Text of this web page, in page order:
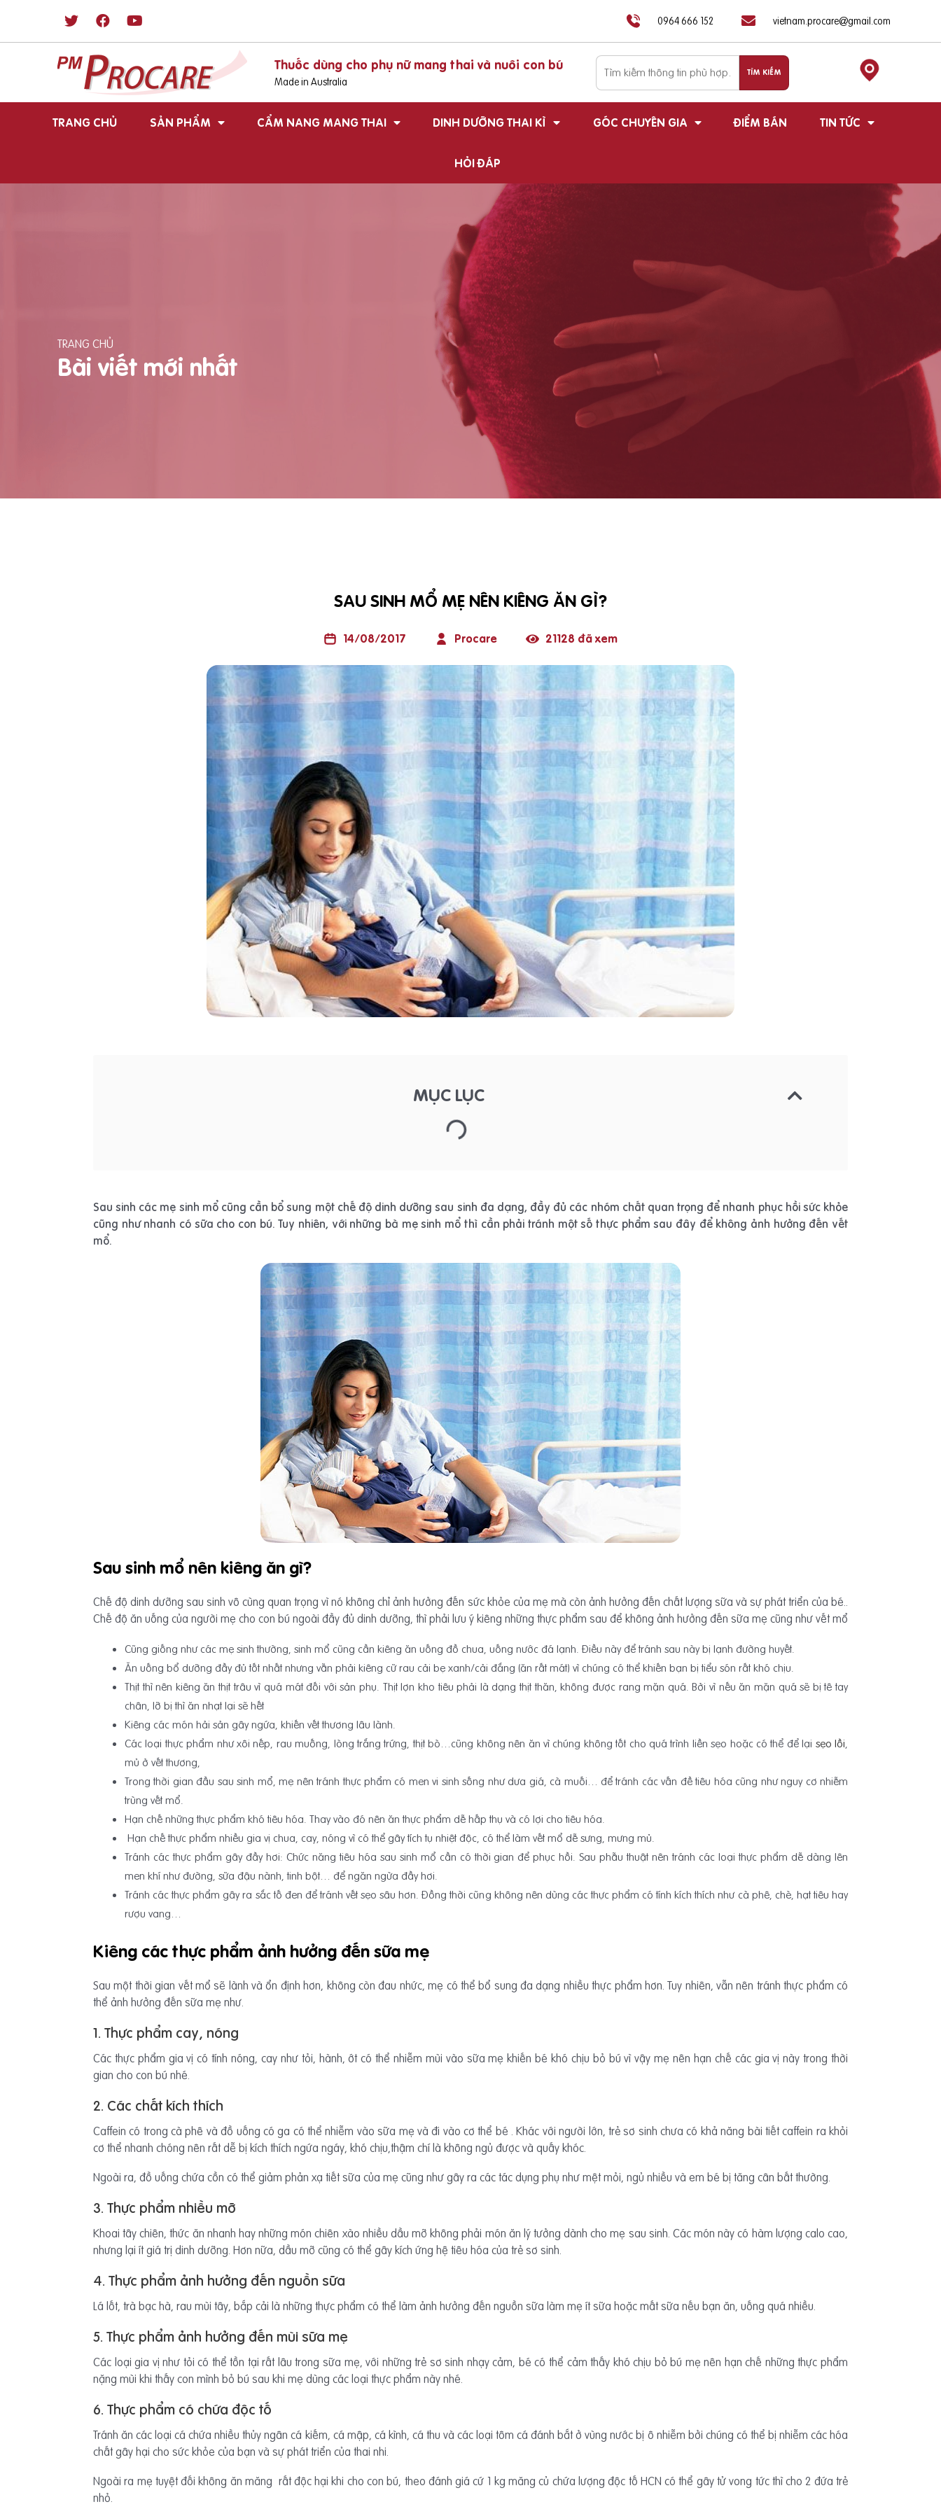
0964 666 152 vietnam.procare@gmail.com
Thuốc dùng cho phụ nữ mang thai và nuôi con bú
Made in Australia
TRANG CHỦ SẢN PHẨM CẨM NANG MANG THAI DINH DƯỠNG THAI KÌ GÓC CHUYÊN GIA ĐIỂM BÁN TIN TỨC
HỎI ĐÁP
TRANG CHỦ
Bài viết mới nhất
SAU SINH MỔ MẸ NÊN KIÊNG ĂN GÌ?
14/08/2017 Procare 21128 đã xem
MỤC LỤC
Sau sinh các mẹ sinh mổ cũng cần bổ sung một chế độ dinh dưỡng sau sinh đa dạng, đầy đủ các nhóm chất quan trọng để nhanh phục hồi sức khỏe
cũng như nhanh có sữa cho con bú. Tuy nhiên, với những bà mẹ sinh mổ thì cần phải tránh một số thực phẩm sau đây để không ảnh hưởng đến vết
mổ.
Sau sinh mổ nên kiêng ăn gì?
Chế độ dinh dưỡng sau sinh vô cùng quan trọng vì nó không chỉ ảnh hưởng đến sức khỏe của mẹ mà còn ảnh hưởng đến chất lượng sữa và sự phát triển của bé..
Chế độ ăn uống của người mẹ cho con bú ngoài đầy đủ dinh dưỡng, thì phải lưu ý kiêng những thực phẩm sau để không ảnh hưởng đến sữa mẹ cũng như vết mổ
Cũng giống như các mẹ sinh thường, sinh mổ cũng cần kiêng ăn uống đồ chua, uống nước đá lạnh. Điều này để tránh sau này bị lạnh đường huyết.
Ăn uống bổ dưỡng đầy đủ tốt nhất nhưng vẫn phải kiêng cữ rau cải bẹ xanh/cải đắng (ăn rất mát) vì chúng có thể khiến bạn bị tiểu són rất khó chịu.
Thịt thì nên kiêng ăn thịt trâu vì quá mát đối với sản phụ. Thịt lợn kho tiêu phải là dạng thịt thăn, không được rang mặn quá. Bởi vì nếu ăn mặn quá sẽ bị tê tay
chân, lỡ bị thì ăn nhạt lại sẽ hết
Kiêng các món hải sản gây ngứa, khiến vết thương lâu lành.
Các loại thực phẩm như xôi nếp, rau muống, lòng trắng trứng, thịt bò…cũng không nên ăn vì chúng không tốt cho quá trình liền sẹo hoặc có thể để lại sẹo lồi,
mủ ở vết thương,
Trong thời gian đầu sau sinh mổ, mẹ nên tránh thực phẩm có men vi sinh sống như dưa giá, cà muối… để tránh các vấn đề tiêu hóa cũng như nguy cơ nhiễm
trùng vết mổ.
Hạn chế những thực phẩm khó tiêu hóa. Thay vào đó nên ăn thực phẩm dễ hấp thụ và có lợi cho tiêu hóa.
Hạn chế thực phẩm nhiều gia vị chua, cay, nóng vì có thể gây tích tụ nhiệt độc, có thể làm vết mổ dễ sưng, mưng mủ.
Tránh các thực phẩm gây đầy hơi: Chức năng tiêu hóa sau sinh mổ cần có thời gian để phục hồi. Sau phẫu thuật nên tránh các loại thực phẩm dễ dàng lên
men khí như đường, sữa đậu nành, tinh bột… để ngăn ngừa đầy hơi.
Tránh các thực phẩm gây ra sắc tố đen để tránh vết sẹo sâu hơn. Đồng thời cũng không nên dùng các thực phẩm có tính kích thích như cà phê, chè, hạt tiêu hay
rượu vang…
Kiêng các thực phẩm ảnh hưởng đến sữa mẹ
Sau một thời gian vết mổ sẽ lành và ổn định hơn, không còn đau nhức, mẹ có thể bổ sung đa dạng nhiều thực phẩm hơn. Tuy nhiên, vẫn nên tránh thực phẩm có
thể ảnh hưởng đến sữa mẹ như.
1. Thực phẩm cay, nóng
Các thực phẩm gia vị có tính nóng, cay như tỏi, hành, ớt có thể nhiễm mùi vào sữa mẹ khiến bé khó chịu bỏ bú vì vậy mẹ nên hạn chế các gia vị này trong thời
gian cho con bú nhé.
2. Các chất kích thích
Caffein có trong cà phê và đồ uống có ga có thể nhiễm vào sữa mẹ và đi vào cơ thể bé . Khác với người lớn, trẻ sơ sinh chưa có khả năng bài tiết caffein ra khỏi
cơ thể nhanh chóng nên rất dễ bị kích thích ngứa ngáy, khó chịu,thậm chí là không ngủ được và quấy khóc.
Ngoài ra, đồ uống chứa cồn có thể giảm phản xạ tiết sữa của mẹ cũng như gây ra các tác dụng phụ như mệt mỏi, ngủ nhiều và em bé bị tăng cân bất thường.
3. Thực phẩm nhiều mỡ
Khoai tây chiên, thức ăn nhanh hay những món chiên xào nhiều dầu mỡ không phải món ăn lý tưởng dành cho mẹ sau sinh. Các món này có hàm lượng calo cao,
nhưng lại ít giá trị dinh dưỡng. Hơn nữa, dầu mỡ cũng có thể gây kích ứng hệ tiêu hóa của trẻ sơ sinh.
4. Thực phẩm ảnh hưởng đến nguồn sữa
Lá lốt, trà bạc hà, rau mùi tây, bắp cải là những thực phẩm có thể làm ảnh hưởng đến nguồn sữa làm mẹ ít sữa hoặc mất sữa nếu bạn ăn, uống quá nhiều.
5. Thực phẩm ảnh hưởng đến mùi sữa mẹ
Các loại gia vị như tỏi có thể tồn tại rất lâu trong sữa mẹ, với những trẻ sơ sinh nhạy cảm, bé có thể cảm thấy khó chịu bỏ bú mẹ nên hạn chế những thực phẩm
nặng mùi khi thấy con mình bỏ bú sau khi mẹ dùng các loại thực phẩm này nhé.
6. Thực phẩm có chứa độc tố
Tránh ăn các loại cá chứa nhiều thủy ngân cá kiếm, cá mập, cá kình, cá thu và các loại tôm cá đánh bắt ở vùng nước bị ô nhiễm bởi chúng có thể bị nhiễm các hóa
chất gây hại cho sức khỏe của bạn và sự phát triển của thai nhi.
Ngoài ra mẹ tuyệt đối không ăn măng rất độc hại khi cho con bú, theo đánh giá cứ 1 kg măng củ chứa lượng độc tố HCN có thể gây tử vong tức thì cho 2 đứa trẻ
nhỏ.